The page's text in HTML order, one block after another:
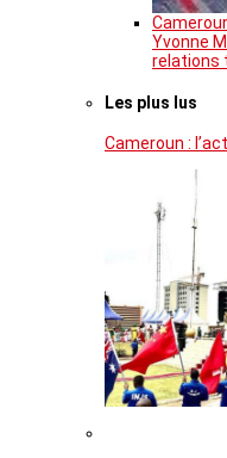
Yvonne
relations
Les plus lus
Cameroun :